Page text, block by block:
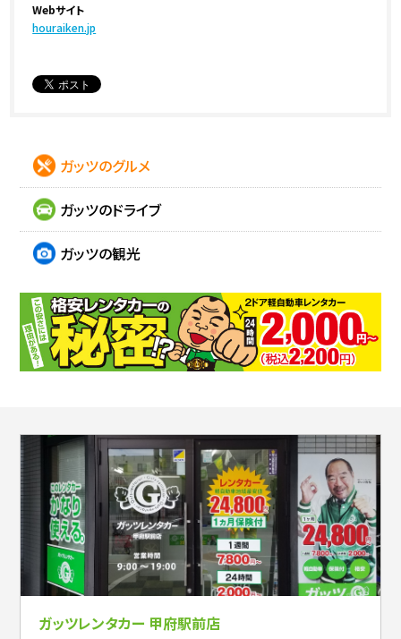
Webサイト
houraiken.jp
ガッツのグルメ
ガッツのドライブ
ガッツの観光
ガッツレンタカー 甲府駅前店